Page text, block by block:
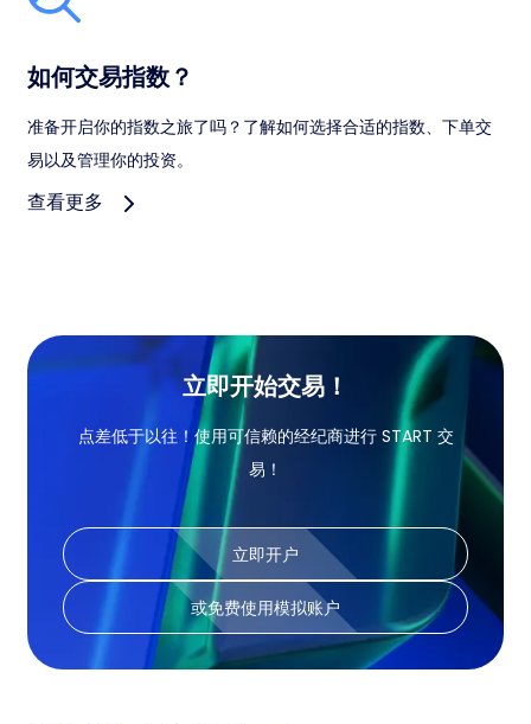
如何交易指数？
准备开启你的指数之旅了吗？了解如何选择合适的指数、下单交
易以及管理你的投资。
查看更多
立即开始交易！
点差低于以往！使用可信赖的经纪商进行 START 交
易！
立即开户
或免费使用模拟账户